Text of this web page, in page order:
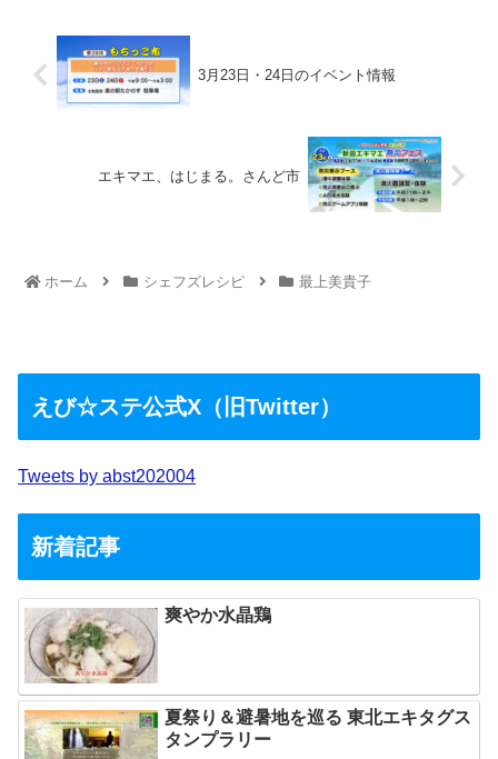
3月23日・24日のイベント情報
エキマエ、はじまる。さんど市
ホーム シェフズレシピ 最上美貴子
えび☆ステ公式X（旧Twitter）
Tweets by abst202004
新着記事
爽やか水晶鶏
夏祭り＆避暑地を巡る 東北エキタグス
タンプラリー